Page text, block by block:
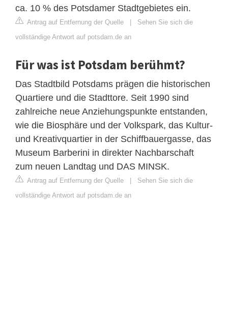
ca. 10 % des Potsdamer Stadtgebietes ein.
Antrag auf Entfernung der Quelle | Sehen Sie sich die
vollständige Antwort auf potsdam.de an
Für was ist Potsdam berühmt?
Das Stadtbild Potsdams prägen die historischen
Quartiere und die Stadttore. Seit 1990 sind
zahlreiche neue Anziehungspunkte entstanden,
wie die Biosphäre und der Volkspark, das Kultur-
und Kreativquartier in der Schiffbauergasse, das
Museum Barberini in direkter Nachbarschaft
zum neuen Landtag und DAS MINSK.
Antrag auf Entfernung der Quelle | Sehen Sie sich die
vollständige Antwort auf potsdam.de an